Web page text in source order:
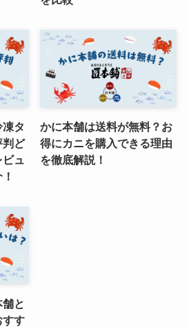
凍タ
判ど
ュ
かに本舗は送料が無料？お
得にカニを購入できる理由
を徹底解説！
舗と
すす